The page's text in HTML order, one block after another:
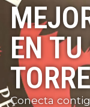
EN
Conecta